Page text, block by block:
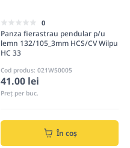
0
Panza fierastrau pendular p/u
lemn 132/105_3mm HCS/CV Wilpu
HC 33
Cod produs: 021W50005
41.00 lei
Preț per buc.
În coș